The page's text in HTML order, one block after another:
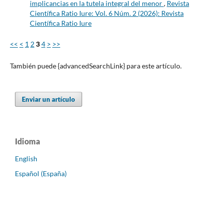
implicancias en la tutela integral del menor, Revista
Científica Ratio Iure: Vol. 6 Núm. 2 (2026): Revista
Científica Ratio Iure
<< < 1234 > >>
También puede {advancedSearchLink} para este artículo.
Enviar un artículo
Idioma
English
Español (España)